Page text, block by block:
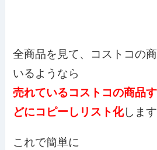
全商品を見て、コストコの
いるようなら
売れているコストコの商品
どにコピーしリスト化します
これで簡単に